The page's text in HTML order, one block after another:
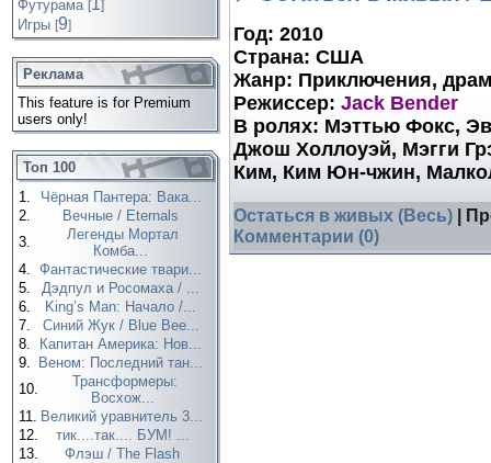
Футурама [1]
Игры [9]
Реклама
This feature is for Premium
users only!
Топ 100
1.
Чёрная Пантера: Вака...
2.
Вечные / Eternals
3.
Легенды Мортал
Комба...
4. Фантастические твари...
5.
Дэдпул и Росомаха / ...
6.
King’s Man: Начало /...
7.
Синий Жук / Blue Bee...
8.
Капитан Америка: Нов...
9.
Веном: Последний тан...
10.
Трансформеры:
Восхож...
11. Великий уравнитель 3...
12.
тик....так.... БУМ! ...
13.
Флэш / The Flash
Год: 2010
Страна: США
Жанр: Приключения,
Режиссер: Jack Bender
В ролях: Мэттью Фокс,
Джош Холлоуэй, Мэгги
Ким, Ким Юн-чжин,
Остаться в живых (Весь) |
Комментарии (0)